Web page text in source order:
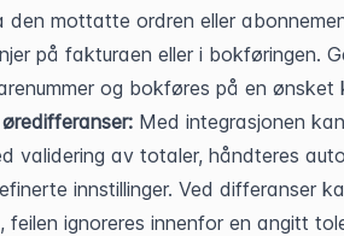
den mottatte ordren eller
på fakturaen eller i bokføringen.
og bokføres på en ønsket
Med integrasjonen
validering av totaler, håndteres
innstillinger. Ved differanser
feilen ignoreres innenfor en angitt